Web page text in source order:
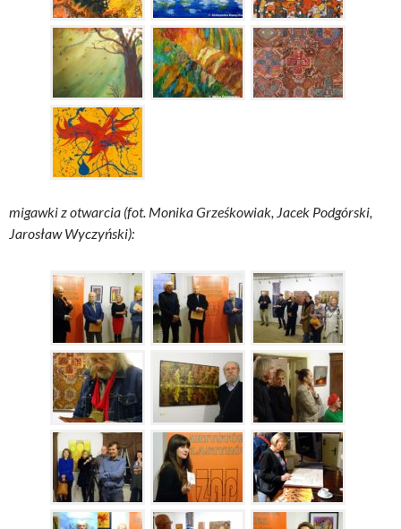
migawki z otwarcia (fot. Monika Grześkowiak, Jacek Podgórski,
Jarosław Wyczyński):